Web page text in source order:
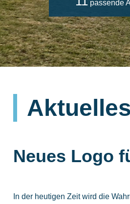
passende
Aktuelles
Neues Logo
In der heutigen Zeit wird die